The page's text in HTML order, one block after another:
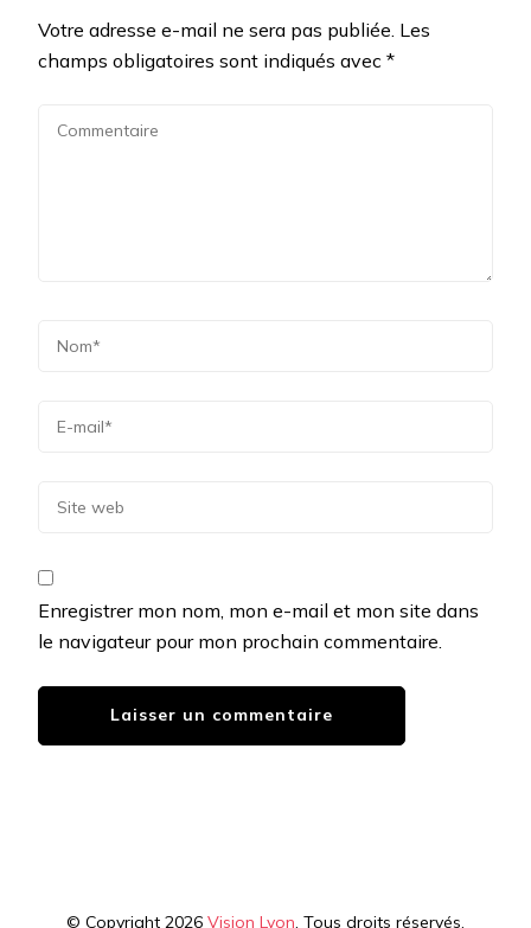
Votre adresse e-mail ne sera pas publiée. Les
champs obligatoires sont indiqués avec *
Enregistrer mon nom, mon e-mail et mon site dans
le navigateur pour mon prochain commentaire.
© Copyright 2026 Vision Lyon . Tous droits réservés.